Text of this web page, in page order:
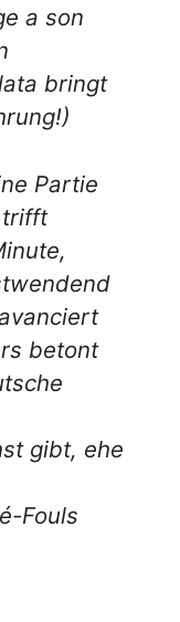
a son
bringt
Partie
trifft
betont
gibt, ehe
Fouls